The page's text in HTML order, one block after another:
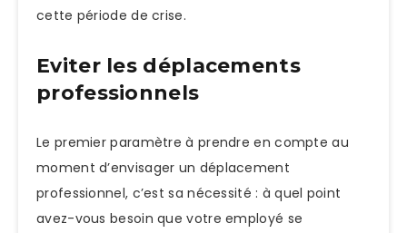
cette période de crise.
Eviter les déplacements
professionnels
Le premier paramètre à prendre en compte au
moment d’envisager un déplacement
professionnel, c’est sa nécessité : à quel point
avez-vous besoin que votre employé se